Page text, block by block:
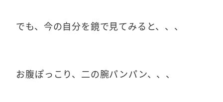
でも、今の自分を鏡で見てみると、、、
お腹ぽっこり、二の腕パンパン、、、